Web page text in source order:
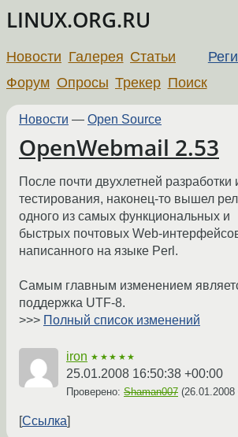
LINUX.ORG.RU
Новости Галерея Статьи
Форум Опросы Трекер Поиск
Новости — Open Source
OpenWebmail 2.53
После почти двухлетней разработки
тестирования, наконец-то вышел
одного из самых функциональных и
быстрых почтовых Web-
написанного на языке Perl.
Самым главным изменением
поддержка UTF-8.
>>> Полный список изменений
iron ★★★★★
25.01.2008 16:50:38 +00:00
Проверено: Shaman007 (
Ссылка